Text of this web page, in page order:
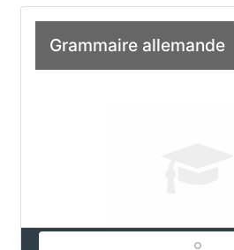
Grammaire allemande